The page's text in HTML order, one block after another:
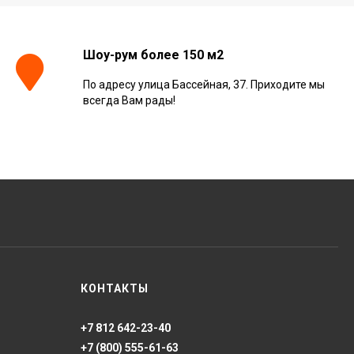
60x60, 610010002676
Шоу-рум более 150 м2
По адресу улица Бассейная, 37. Приходите мы
всегда Вам рады!
КОНТАКТЫ
+7 812 642-23-40
+7 (800) 555-61-63